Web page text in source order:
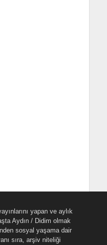
yapan ve aylık
Aydın / Didim olmak
sosyal yaşama dair
sıra, arşiv niteliği